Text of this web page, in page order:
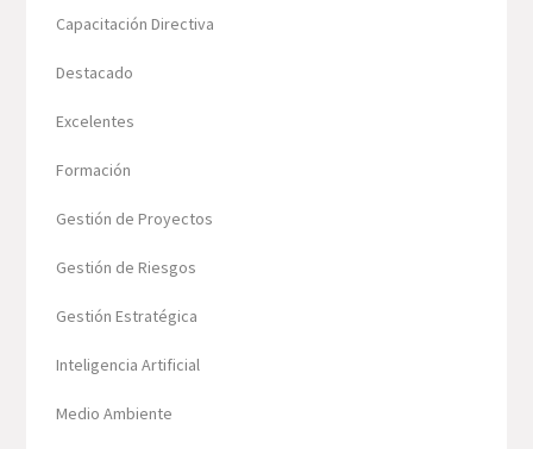
Capacitación Directiva
Destacado
Excelentes
Formación
Gestión de Proyectos
Gestión de Riesgos
Gestión Estratégica
Inteligencia Artificial
Medio Ambiente